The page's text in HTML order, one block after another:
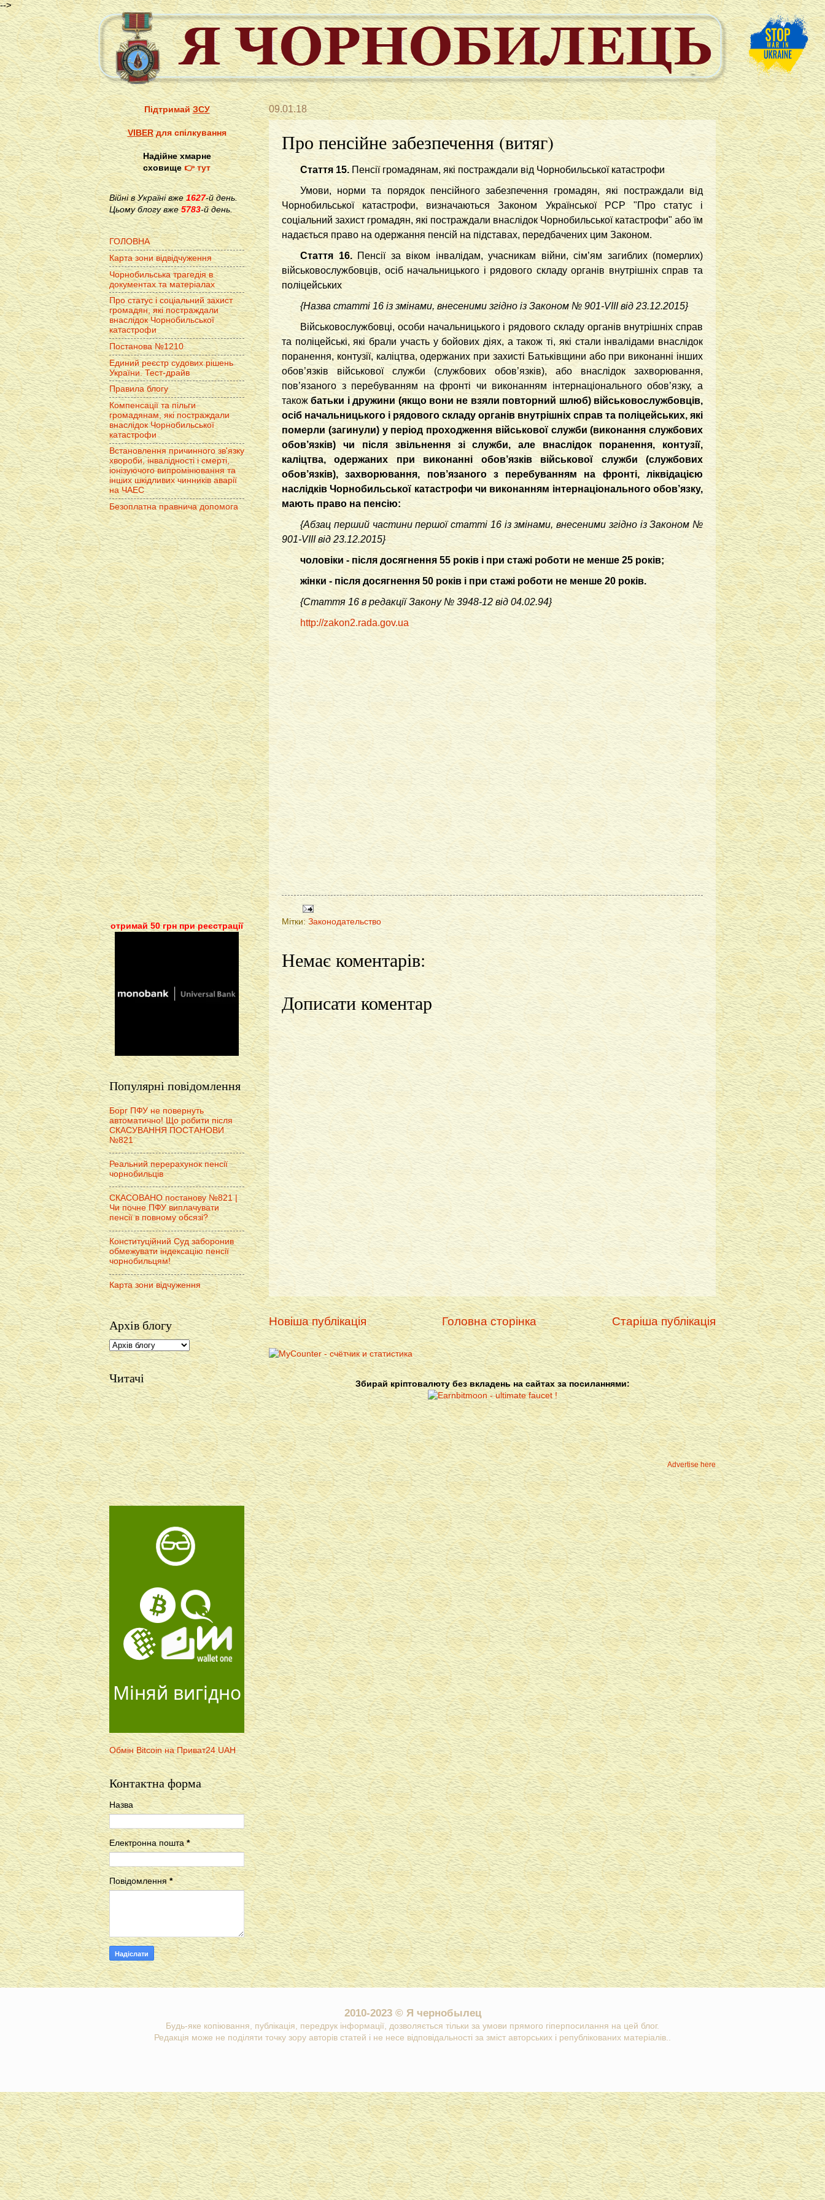
-->
09.01.18
Про пенсійне забезпечення (витяг)
Стаття 15. Пенсії громадянам, які постраждали від Чорнобильської катастрофи
Умови, норми та порядок пенсійного забезпечення громадян, які постраждали від
Чорнобильської катастрофи, визначаютьсяЗаконом Української РСР "Про статус і
соціальний захист громадян, які постраждали внаслідок Чорнобильської катастрофи" або їм
надається право на одержання пенсій на підставах, передбачених цим Законом.
Стаття 16. Пенсії за віком інвалідам, учасникам війни, сім’ям загиблих (померлих)
військовослужбовців, осіб начальницького і рядового складу органів внутрішніх справ та
поліцейських
{Назва статті 16 із змінами, внесеними згідно із Законом № 901-VIII від 23.12.2015}
Військовослужбовці, особи начальницького і рядового складу органів внутрішніх справ
та поліцейські, які брали участь у бойових діях, а також ті, які стали інвалідами внаслідок
поранення, контузії, каліцтва, одержаних при захисті Батьківщини або при виконанні інших
обов’язків військової служби (службових обов’язків), або внаслідок захворювання,
пов’язаного з перебуванням на фронті чи виконанням інтернаціонального обов’язку, а
такожбатьки і дружини (якщо вони не взяли повторний шлюб) військовослужбовців,
осіб начальницького і рядового складу органів внутрішніх справ та поліцейських, які
померли (загинули) у період проходження військової служби (виконання службових
обов’язків) чи після звільнення зі служби, але внаслідок поранення, контузії,
каліцтва, одержаних при виконанні обов’язків військової служби (службових
обов’язків), захворювання, пов’язаного з перебуванням на фронті, ліквідацією
наслідків Чорнобильської катастрофи чи виконанням інтернаціонального обов’язку,
мають право на пенсію:
{Абзац перший частини першої статті 16 із змінами, внесеними згідно із Законом №
901-VIII від 23.12.2015}
чоловіки - після досягнення 55 років і при стажі роботи не менше 25 років;
жінки - після досягнення 50 років і при стажі роботи не менше 20 років.
{Стаття 16 в редакції Закону № 3948-12 від 04.02.94}
http://zakon2.rada.gov.ua
Мітки: Законодательство
Немає коментарів:
Дописати коментар
Новіша публікація Старіша публікація
Головна сторінка
Збирай кріптовалюту без вкладень на сайтах за посиланнями:
Advertise here
ПідтримайЗСУ
VIBERдля спілкування
Надійне хмарне
сховище👉 тут
Війні в Україні вже1627-й день.
Цьому блогу вже 5783-й день.
ГОЛОВНА
Карта зони відвідчуження
Чорнобильська трагедія в
документах та матеріалах
Про статус і соціальний захист
громадян, які постраждали
внаслідок Чорнобильської
катастрофи
Постанова №1210
Единий реєстр судових рішень
України. Тест-драйв
Правила блогу
Компенсації та пільги
громадянам, які постраждали
внаслідок Чорнобильської
катастрофи
Встановлення причинного зв'язку
хвороби, інвалідності і смерті,
іонізуючого випромінювання та
інших шкідливих чинників аварії
на ЧАЕС
Безоплатна правнича допомога
отримай 50 грн при реєстрації
Популярні повідомлення
Борг ПФУ не повернуть
автоматично! Що робити після
СКАСУВАННЯ ПОСТАНОВИ
№821
Реальний перерахунок пенсії
чорнобильців
СКАСОВАНО постанову №821 |
Чи почне ПФУ виплачувати
пенсії в повному обсязі?
Конституційний Суд заборонив
обмежувати індексацію пенсії
чорнобильцям!
Карта зони відчуження
Архів блогу
Читачі
Міняй вигідно
Обмін Bitcoin на Приват24 UAH
Контактна форма
Назва
Електронна пошта*
Повідомлення *
2010-2023 © Я чернобылец
Будь-яке копіювання, публікація, передрук інформації, дозволяється тільки за умови прямого гіперпосилання на цей блог.
Редакція може не поділяти точку зору авторів статей і не несе відповідальності за зміст авторських і републікованих матеріалів..